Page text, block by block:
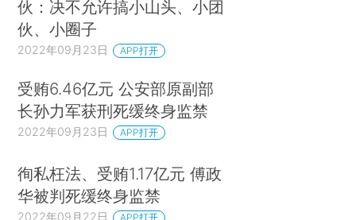
伙：决不允许搞小山头、小团
伙、小圈子
2022年09月23日 APP打开
受贿6.46亿元 公安部原副部
长孙力军获刑死缓终身监禁
2022年09月23日 APP打开
徇私枉法、受贿1.17亿元 傅政
华被判死缓终身监禁
2022年09月22日 APP打开